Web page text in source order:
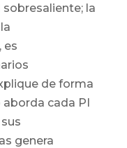
la
es
de forma
cada PI
genera